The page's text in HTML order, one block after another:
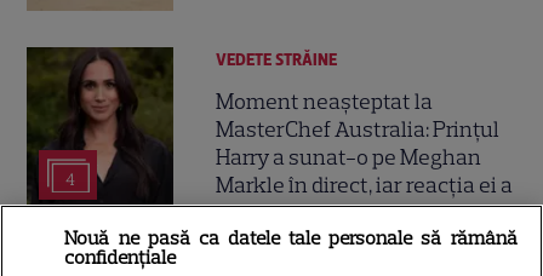
4
VEDETE STRĂINE
Moment neașteptat la
MasterChef Australia: Prințul
Harry a sunat-o pe Meghan
Markle în direct, iar reacția ei a
devenit virală
Nouă ne pasă ca datele tale personale să rămână
confidențiale